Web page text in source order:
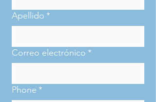
Apellido *
Correo electrónico *
Phone *